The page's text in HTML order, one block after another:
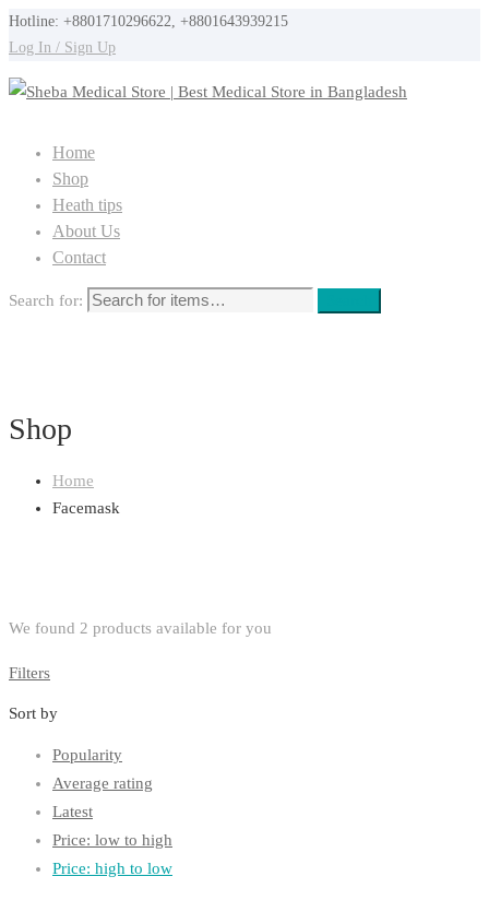
Hotline: +8801710296622, +8801643939215
Log In / Sign Up
Home
Shop
Heath tips
About Us
Contact
Search for:
Shop
Home
Facemask
We found 2 products available for you
Filters
Sort by
Popularity
Average rating
Latest
Price: low to high
Price: high to low